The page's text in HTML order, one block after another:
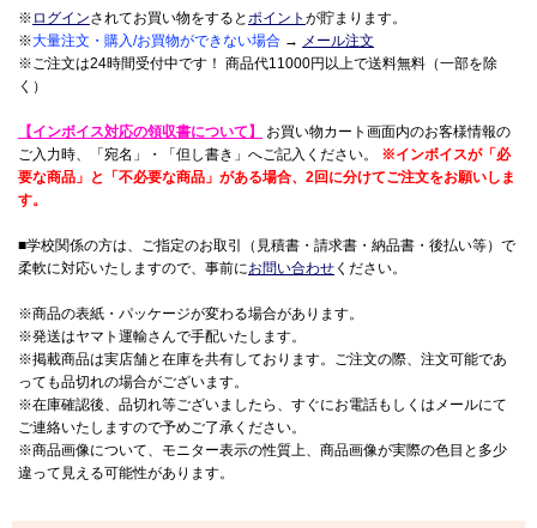
※ ログインされてお買い物をするとポイント が貯まります。
※大量注文・購入/お買物ができない場合 → メール注文
※ご注文は24時間受付中です！ 商品代11000円以上で送料無料（一部を除
く）
【インボイス対応の領収書について】
お買い物カート画面内のお客様情報の
ご入力時、「宛名」・「但し書き」へご記入ください。 ※インボイスが「必
要な商品」と「不必要な商品」がある場合、2回に分けてご注文をお願いしま
す。
■学校関係の方は、ご指定のお取引（見積書・請求書・納品書・後払い等）で
柔軟に対応いたしますので、事前にお問い合わせ ください。
※商品の表紙・パッケージが変わる場合があります。
※発送はヤマト運輸さんで手配いたします。
※掲載商品は実店舗と在庫を共有しております。ご注文の際、注文可能であ
っても品切れの場合がございます。
※在庫確認後、品切れ等ございましたら、すぐにお電話もしくはメールにて
ご連絡いたしますので予めご了承ください。
※商品画像について、モニター表示の性質上、商品画像が実際の色目と多少
違って見える可能性があります。